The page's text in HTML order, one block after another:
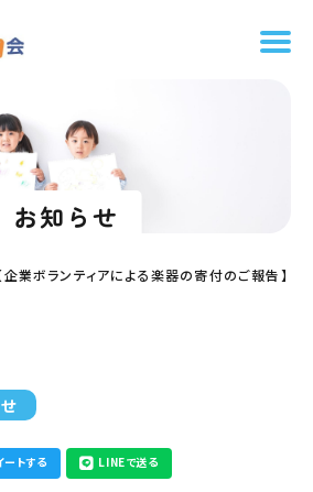
お知らせ
企業ボランティアによる楽器の寄付のご報告】
ートする LINEで送る